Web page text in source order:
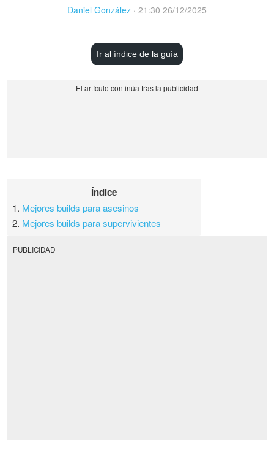
Daniel González · 21:30 26/12/2025
Ir al índice de la guía
Índice
1. Mejores builds para asesinos
2. Mejores builds para supervivientes
PUBLICIDAD